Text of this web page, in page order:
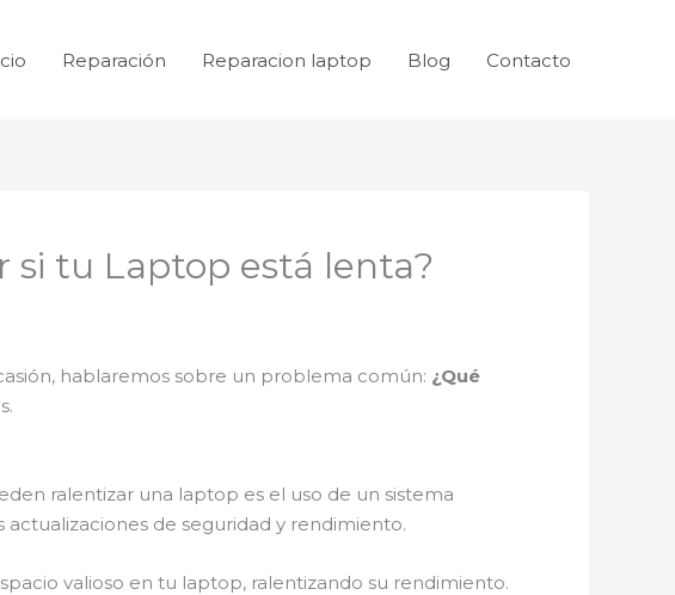
Reparación Reparacion laptop Blog Contacto
si tu Laptop está lenta?
hablaremos sobre un problema común: ¿Qué
ralentizar una laptop es el uso de un sistema
de seguridad y rendimiento.
valioso en tu laptop, ralentizando su rendimiento.